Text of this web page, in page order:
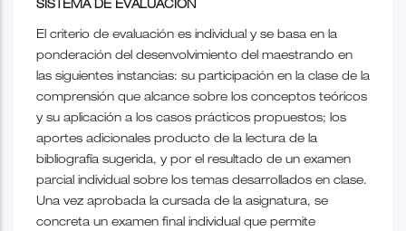
SISTEMA DE EVALUACIÓN
El criterio de evaluación es individual y se basa en la
ponderación del desenvolvimiento del maestrando en
las siguientes instancias: su participación en la clase de la
comprensión que alcance sobre los conceptos teóricos
y su aplicación a los casos prácticos propuestos; los
aportes adicionales producto de la lectura de la
bibliografía sugerida, y por el resultado de un examen
parcial individual sobre los temas desarrollados en clase.
Una vez aprobada la cursada de la asignatura, se
concreta un examen final individual que permite